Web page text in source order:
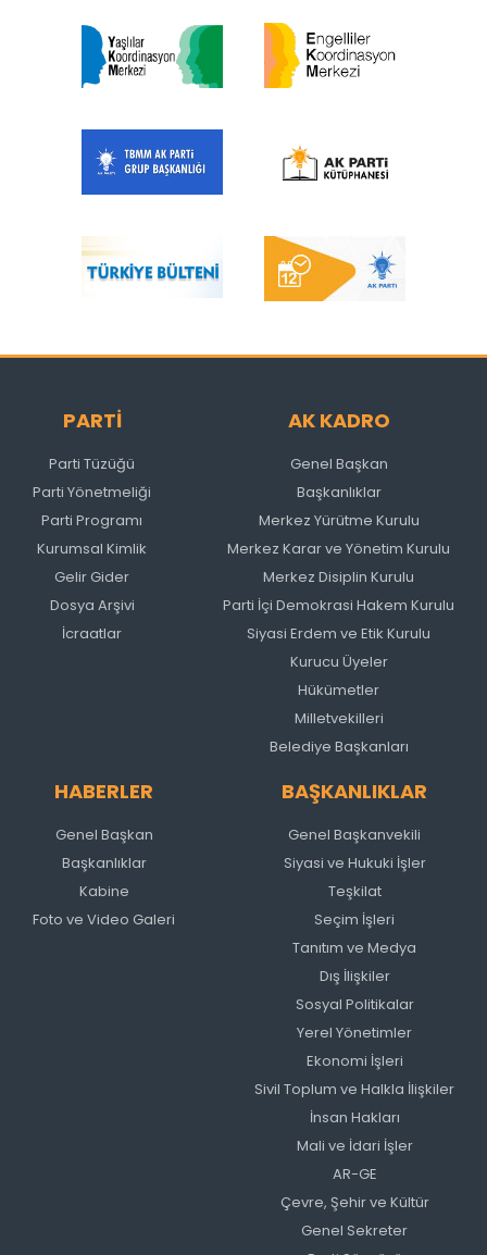
PARTİ
Parti Tüzüğü
Parti Yönetmeliği
Parti Programı
Kurumsal Kimlik
Gelir Gider
Dosya Arşivi
İcraatlar
AK KADRO
Genel Başkan
Başkanlıklar
Merkez Yürütme Kurulu
Merkez Karar ve Yönetim Kurulu
Merkez Disiplin Kurulu
Parti İçi Demokrasi Hakem Kurulu
Siyasi Erdem ve Etik Kurulu
Kurucu Üyeler
Hükümetler
Milletvekilleri
Belediye Başkanları
HABERLER
Genel Başkan
Başkanlıklar
Kabine
Foto ve Video Galeri
BAŞKANLIKLAR
Genel Başkanvekili
Siyasi ve Hukuki İşler
Teşkilat
Seçim İşleri
Tanıtım ve Medya
Dış İlişkiler
Sosyal Politikalar
Yerel Yönetimler
Ekonomi İşleri
Sivil Toplum ve Halkla İlişkiler
İnsan Hakları
Mali ve İdari İşler
AR-GE
Çevre, Şehir ve Kültür
Genel Sekreter